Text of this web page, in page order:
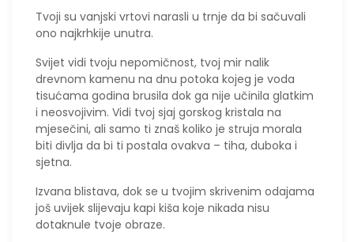
Tvoji su vanjski vrtovi narasli u trnje da bi sačuvali
ono najkrhkije unutra.
Svijet vidi tvoju nepomičnost, tvoj mir nalik
drevnom kamenu na dnu potoka kojeg je voda
tisućama godina brusila dok ga nije učinila glatkim
i neosvojivim. Vidi tvoj sjaj gorskog kristala na
mjesečini, ali samo ti znaš koliko je struja morala
biti divlja da bi ti postala ovakva – tiha, duboka i
sjetna.
Izvana blistava, dok se u tvojim skrivenim odajama
još uvijek slijevaju kapi kiša koje nikada nisu
dotaknule tvoje obraze.